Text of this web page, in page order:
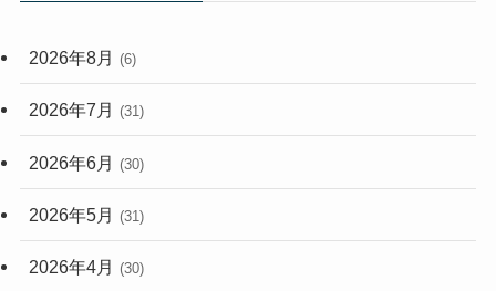
(248)
2026年8月 (6)
2026年7月 (31)
2026年6月 (30)
2026年5月 (31)
2026年4月 (30)